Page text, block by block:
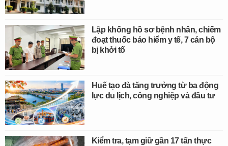
Lập khống hồ sơ bệnh nhân, chiếm
đoạt thuốc bảo hiểm y tế, 7 cán bộ
bị khởi tố
Huế tạo đà tăng trưởng từ ba động
lực du lịch, công nghiệp và đầu tư
Kiểm tra, tạm giữ gần 17 tấn thực